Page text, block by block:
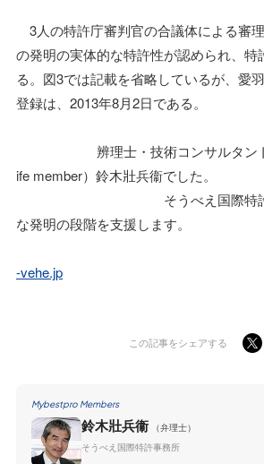
3人の特許庁審判官の合議体による審
の発明の実体的な特許性が認められ、特
る。図3では記載を省略しているが、愛
登録は、2013年8月2日である。
辨理士・技術コンサルタント
ife member）鈴木壯兵衞でした。
そうべえ国際特許事務
な発明の段階を支援します。
-vehe.jp
この記事をシェアする
Mybestpro Members
鈴木壯兵衞
（弁理士）
そうべえ国際特許事務所